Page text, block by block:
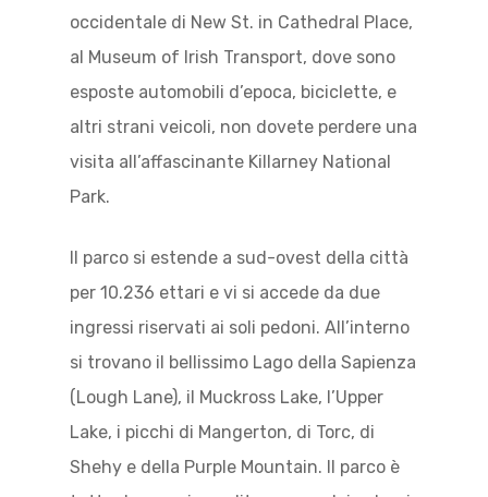
occidentale di New St. in Cathedral Place,
al Museum of Irish Transport, dove sono
esposte automobili d’epoca, biciclette, e
altri strani veicoli, non dovete perdere una
visita all’affascinante Killarney National
Park.
Il parco si estende a sud-ovest della città
per 10.236 ettari e vi si accede da due
ingressi riservati ai soli pedoni. All’interno
si trovano il bellissimo Lago della Sapienza
(Lough Lane), il Muckross Lake, l’Upper
Lake, i picchi di Mangerton, di Torc, di
Shehy e della Purple Mountain. Il parco è